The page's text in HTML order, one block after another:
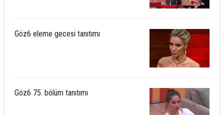
Göz6 eleme gecesi tanıtımı
Göz6 75. bölüm tanıtımı